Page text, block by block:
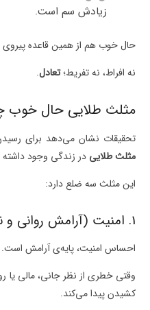
زیادش سم است.
حال خوب هم از همین قاعده
نه افراط، نه تفریط؛تعادل.
مثلث طلایی حال
تحقیقات نشان می‌دهد برای
مثلث طلایی در زندگی وجود داشته
این مثلث سه ضلع دارد:
1. امنیت (آرامش روانی و نسبی)
احساس امنیت، پایه‌ی آرامش است.
وقتی خطری از نظر جانی، مالی
کشیدن پیدا می‌کند.